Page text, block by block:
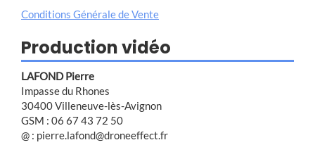
Conditions Générale de Vente
Production vidéo
LAFOND Pierre
Impasse du Rhones
30400 Villeneuve-lès-Avignon
GSM : 06 67 43 72 50
@ : pierre.lafond@droneeffect.fr